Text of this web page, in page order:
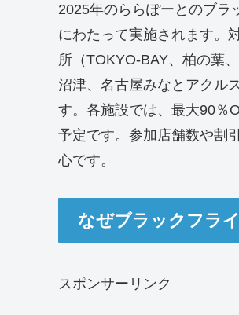
2025年のららぽーとのブラ
にわたって実施されます。
所（TOKYO-BAY、柏の葉
沼津、名古屋みなとアクル
す。各施設では、最大90％
予定です。参加店舗数や割
心です。
なぜブラックフラ
スポンサーリンク